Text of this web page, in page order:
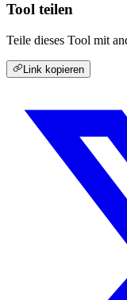
Tool teilen
Teile dieses Tool mit
Link kopieren